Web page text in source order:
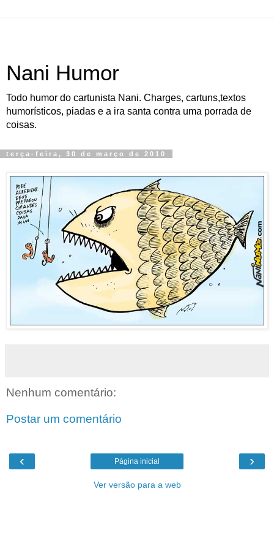
Nani Humor
Todo humor do cartunista Nani. Charges, cartuns,textos
humorísticos, piadas e a ira santa contra uma porrada de
coisas.
terça-feira, 30 de março de 2010
Nenhum comentário:
Postar um comentário
‹ ›
Página inicial
Ver versão para a web